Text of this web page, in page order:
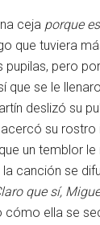
ceja porque
que tuviera
pero
que se le
deslizó su
su rostro
un temblor
canción se
que sí,
ella se